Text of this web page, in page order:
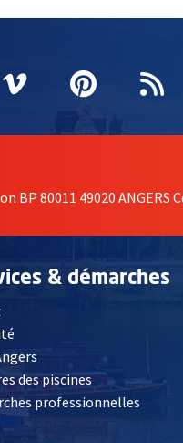
fenêtre
nouvelle
une
Vimeo
, Ouvre une
Pinterest
, Ouvre
80011 49020 ANGERS
& démarches
, Ouvre une nouvelle
des piscines
professionnelles